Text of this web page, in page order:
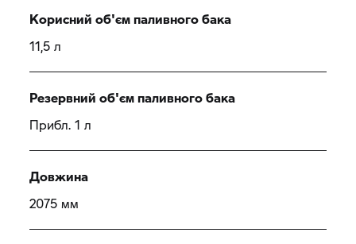
Корисний об'єм паливного бака
11,5 л
Резервний об'єм паливного бака
Прибл. 1 л
Довжина
2075 мм